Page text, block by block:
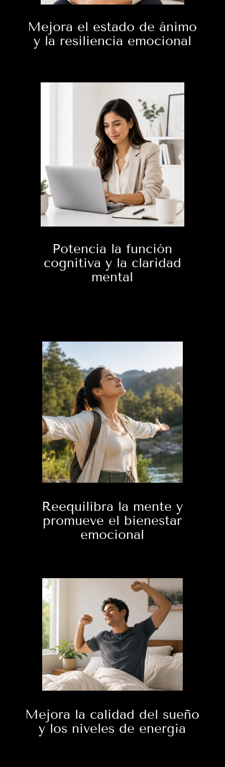
Mejora el estado de ánimo
y la resiliencia emocional
Potencia la función
cognitiva y la claridad
mental
Reequilibra la mente y
promueve el bienestar
emocional
Mejora la calidad del sueño
y los niveles de energía